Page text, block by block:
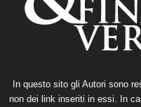
In questo sito gli Autori sono
non dei link inseriti in essi. In